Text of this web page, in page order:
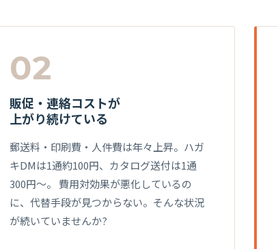
02
販促・連絡コストが
上がり続けている
郵送料・印刷費・人件費は年々上昇。ハガ
キDMは1通約100円、カタログ送付は1通
300円〜。 費用対効果が悪化しているの
に、代替手段が見つからない。そんな状況
が続いていませんか?